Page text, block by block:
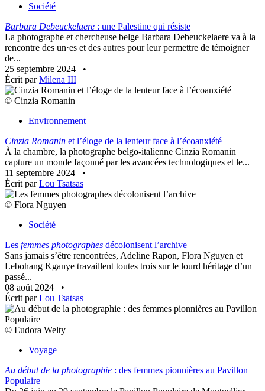
Société
Barbara Debeuckelaere : une Palestine qui résiste
La photographe et chercheuse belge Barbara Debeuckelaere va à la
rencontre des un·es et des autres pour leur permettre de témoigner
de...
25 septembre 2024
•
Écrit parMilena III
© Cinzia Romanin
Environnement
Cinzia Romanin et l’éloge de la lenteur face à l’écoanxiété
À la chambre, la photographe belgo-italienne Cinzia Romanin
capture un monde façonné par les avancées technologiques et le...
11 septembre 2024
•
Écrit parLou Tsatsas
© Flora Nguyen
Société
Les femmes photographes décolonisent l’archive
Sans jamais s’être rencontrées, Adeline Rapon, Flora Nguyen et
Lebohang Kganye travaillent toutes trois sur le lourd héritage d’un
passé...
08 août 2024
•
Écrit parLou Tsatsas
© Eudora Welty
Voyage
Au début de la photographie : des femmes pionnières au Pavillon
Populaire